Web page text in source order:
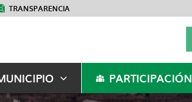
TRANSPARENCIA
PARTICIPACIÓN